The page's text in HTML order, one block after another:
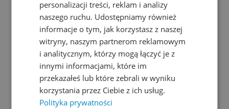
personalizacji treści, reklam i analizy
naszego ruchu. Udostępniamy również
informacje o tym, jak korzystasz z naszej
witryny, naszym partnerom reklamowym
i analitycznym, którzy mogą łączyć je z
innymi informacjami, które im
przekazałeś lub które zebrali w wyniku
korzystania przez Ciebie z ich usług.
Polityka prywatności